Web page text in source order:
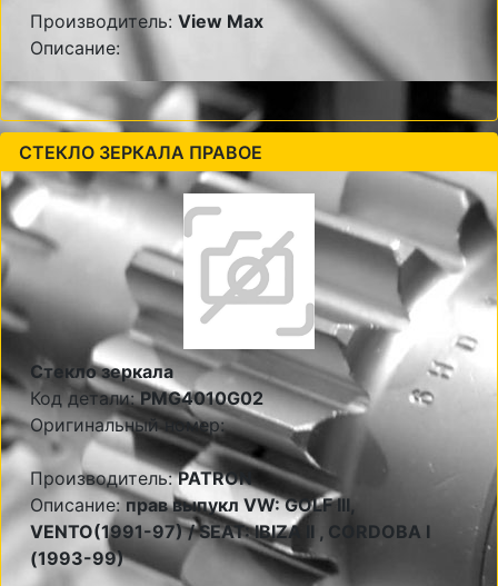
Производитель: View Max
Описание:
СТЕКЛО ЗЕРКАЛА ПРАВОЕ
Стекло зеркала
Код детали:PMG4010G02
Оригинальный номер:
Производитель:PATRON
Описание:прав выпукл VW: GOLF III,
VENTO(1991-97) / SEAT: IBIZA II , CORDOBA I
(1993-99)